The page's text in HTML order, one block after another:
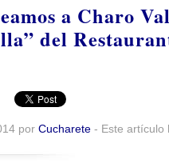
a Charo
del
por Cucharete - Este